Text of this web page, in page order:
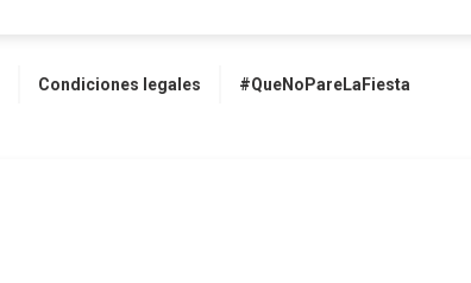
Condiciones legales #QueNoPareLaFiesta